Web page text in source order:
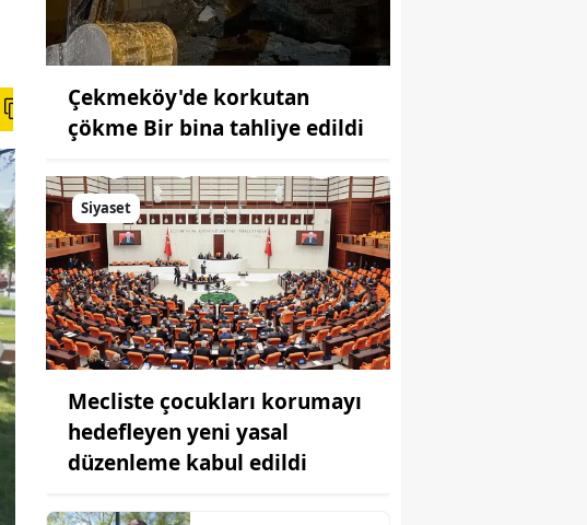
Çekmeköy'de korkutan
çökme Bir bina tahliye edildi
Siyaset
Mecliste çocukları korumayı
hedefleyen yeni yasal
düzenleme kabul edildi